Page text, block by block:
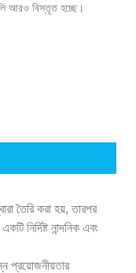
আরও বিস্তৃত হচ্ছে।
তৈরি করা হয়, তারপর
নির্দিষ্ট নান্দনিক এবং
প্রয়োজনীয়তার